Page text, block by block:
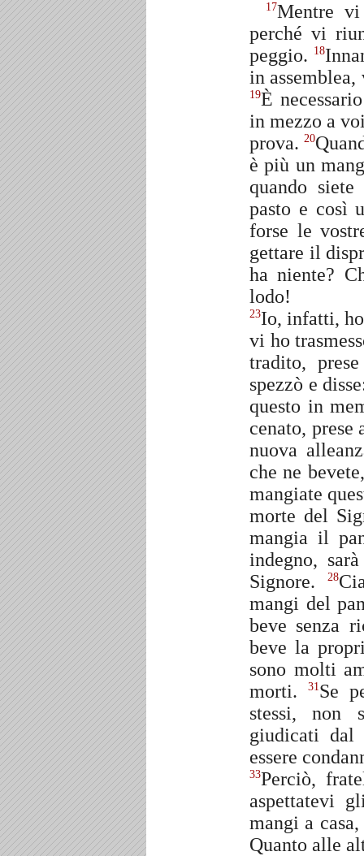
17Mentre
perché vi
peggio. 18
in
19È
in mezzo a
prova.20
è più un
quando
pasto e così
forse le
gettare il
ha niente?
lodo!
23Io, infatti,
vi ho
tradito,
spezzò e
questo in
cenato,
nuova
che ne
mangiate
morte del
mangia il
indegno,
Signore.
28
mangi del
beve senza
beve la
sono molti
morti.31Se
stessi, non
giudicati dal
essere
33Perciò,
aspettatevi
mangi a
Quanto alle